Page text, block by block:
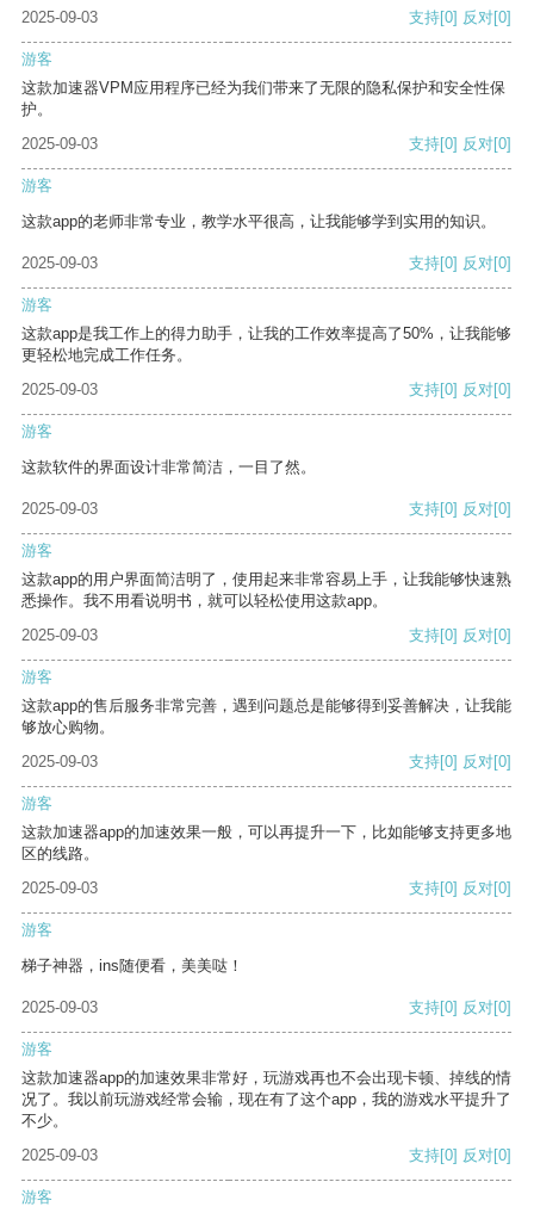
2025-09-03
支持[0] 反对[0]
游客
这款加速器VPM应用程序已经为我们带来了无限的隐私保护和安全性保
护。
2025-09-03
支持[0] 反对[0]
游客
这款app的老师非常专业，教学水平很高，让我能够学到实用的知识。
2025-09-03 支持[0] 反对[0]
游客
这款app是我工作上的得力助手，让我的工作效率提高了50%，让我能够
更轻松地完成工作任务。
2025-09-03
支持[0] 反对[0]
游客
这款软件的界面设计非常简洁，一目了然。
2025-09-03 支持[0] 反对[0]
游客
这款app的用户界面简洁明了，使用起来非常容易上手，让我能够快速熟
悉操作。我不用看说明书，就可以轻松使用这款app。
2025-09-03
支持[0] 反对[0]
游客
这款app的售后服务非常完善，遇到问题总是能够得到妥善解决，让我能
够放心购物。
2025-09-03
支持[0] 反对[0]
游客
这款加速器app的加速效果一般，可以再提升一下，比如能够支持更多地
区的线路。
2025-09-03
支持[0] 反对[0]
游客
梯子神器，ins随便看，美美哒！
2025-09-03 支持[0] 反对[0]
游客
这款加速器app的加速效果非常好，玩游戏再也不会出现卡顿、掉线的情
况了。我以前玩游戏经常会输，现在有了这个app，我的游戏水平提升了
不少。
2025-09-03
支持[0] 反对[0]
游客